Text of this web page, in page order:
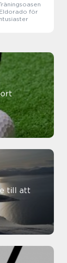
för
till att